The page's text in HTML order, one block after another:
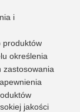
i
produktów
określenia
zastosowania
jakości